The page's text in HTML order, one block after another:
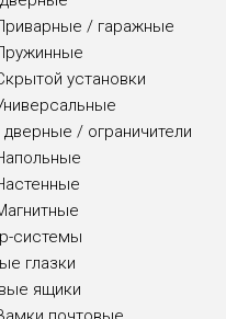
/ гаражные
установки
/ ограничители
системы
глазки
ящики